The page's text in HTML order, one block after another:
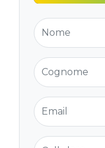
Nome
Cognome
Email
Cellulare